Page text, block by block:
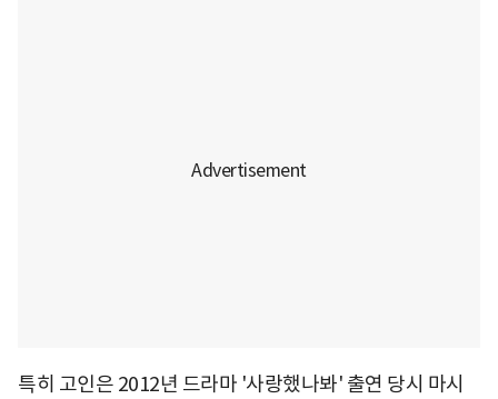
특히 고인은 2012년 드라마 '사랑했나봐' 출연 당시 마시